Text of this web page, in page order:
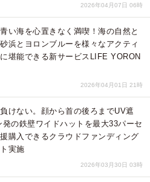
2026年04月07日 06時
い海を心置きなく満喫！海の自然と
浜とヨロンブルーを様々なアクティ
堪能できる新サービスLIFE YORON
2026年04月01日 21時
けない。顔から首の後ろまでUV遮
発の鉄壁ワイドハットを最大33パーセ
購入できるクラウドファンディング
実施
2026年03月30日 03時